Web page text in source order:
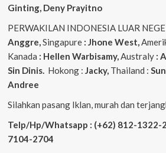
Ginting, Deny Prayitno
PERWAKILAN INDONESIA LUAR
Anggre,Singapure: Jhone West,
Kanada : Hellen Warbisamy,Australy :
Sin Dinis. Hokong : Jacky, Thailand :
Andree
Silahkan pasang Iklan, murah dan
Telp/Hp/Whatsapp : (+62) 812-1322-
7104-2704